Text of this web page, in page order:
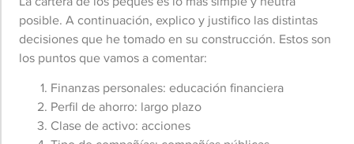
posible. A continuación, explico y justifico las distintas
decisiones que he tomado en su construcción. Estos son
los puntos que vamos a comentar:
Finanzas personales: educación financiera
Perfil de ahorro: largo plazo
Clase de activo: acciones